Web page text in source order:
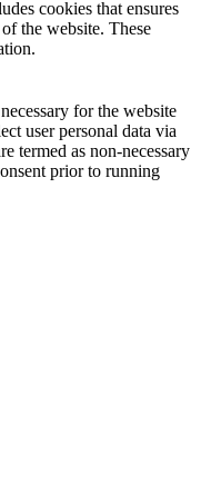
cookies that ensures
the website. These
for the website
user personal data via
termed as non-necessary
prior to running